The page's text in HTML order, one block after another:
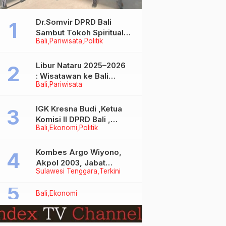
Bali Pariwisata Politik
Dr.Somvir DPRD Bali
Sambut Tokoh Spiritual
India Baba Bageshwar
Bali Pariwisata
Libur Nataru 2025–2026
: Wisatawan ke Bali
Meningkat, Isu Penurunan
Bali Ekonomi Politik
IGK Kresna Budi ,Ketua
Komisi II DPRD Bali ,
Angkat Bicara Soal
Bersubsidi Jenis Solar
Sulawesi Tenggara Terkini
Kombes Argo Wiyono,
Akpol 2003, Jabat
Dirlantas Polda Sultra
Bali Ekonomi